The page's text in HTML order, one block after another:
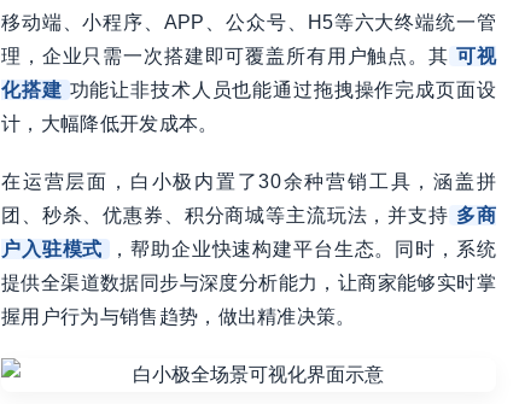
移动端、小程序、APP、公众号、H5等六大终端统一管
理，企业只需一次搭建即可覆盖所有用户触点。其 可视
化搭建 功能让非技术人员也能通过拖拽操作完成页面设
计，大幅降低开发成本。
在运营层面，白小极内置了30余种营销工具，涵盖拼
团、秒杀、优惠券、积分商城等主流玩法，并支持 多商
户入驻模式
，帮助企业快速构建平台生态。同时，系统
提供全渠道数据同步与深度分析能力，让商家能够实时掌
握用户行为与销售趋势，做出精准决策。